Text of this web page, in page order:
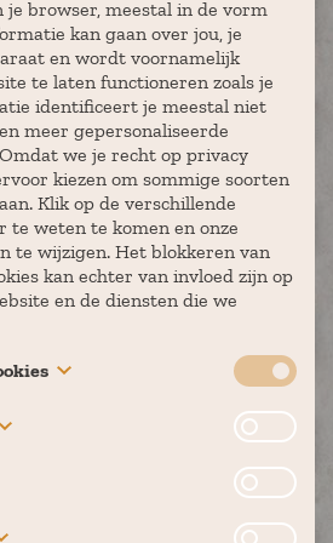
je browser, meestal in de vorm
kan gaan over jou, je
en wordt voornamelijk
te laten functioneren zoals je
identificeert je meestal niet
meer gepersonaliseerde
we je recht op privacy
kiezen om sommige soorten
Klik op de verschillende
te weten te komen en onze
te wijzigen. Het blokkeren van
kan echter van invloed zijn op
en de diensten die we
for the website to function
off in our systems. They are
to actions made by you
for services, such as setting
to block or alert you about
cookies,” these cookies
choices you have made in
you prefer, what region
cookies,” these cookies